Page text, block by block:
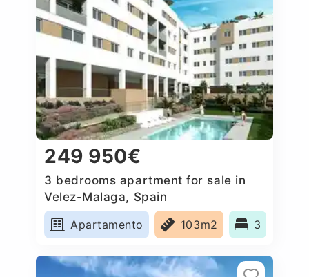
249 950€
3 bedrooms apartment for sale in
Velez-Malaga, Spain
Apartamento
103m2 3